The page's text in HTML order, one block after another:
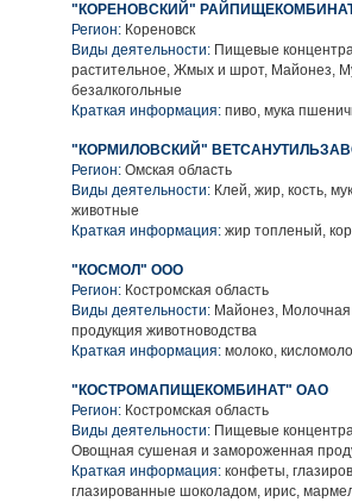
"КОРЕНОВСКИЙ"
Регион: Кореновск
Виды деятельности: Пищевые
растительное, Жмых и шрот, Майонез,
безалкогольные
Краткая информация: пиво, мука
"КОРМИЛОВСКИЙ"
Регион: Омская область
Виды деятельности: Клей, жир, кость,
животные
Краткая информация: жир топленый,
"КОСМОЛ" ООО
Регион: Костромская область
Виды деятельности: Майонез,
продукция животноводства
Краткая информация: молоко,
"КОСТРОМАПИЩЕКОМБИНАТ" ОАО
Регион: Костромская область
Виды деятельности: Пищевые
Овощная сушеная и замороженная
Краткая информация: конфеты,
глазированные шоколадом, ирис,